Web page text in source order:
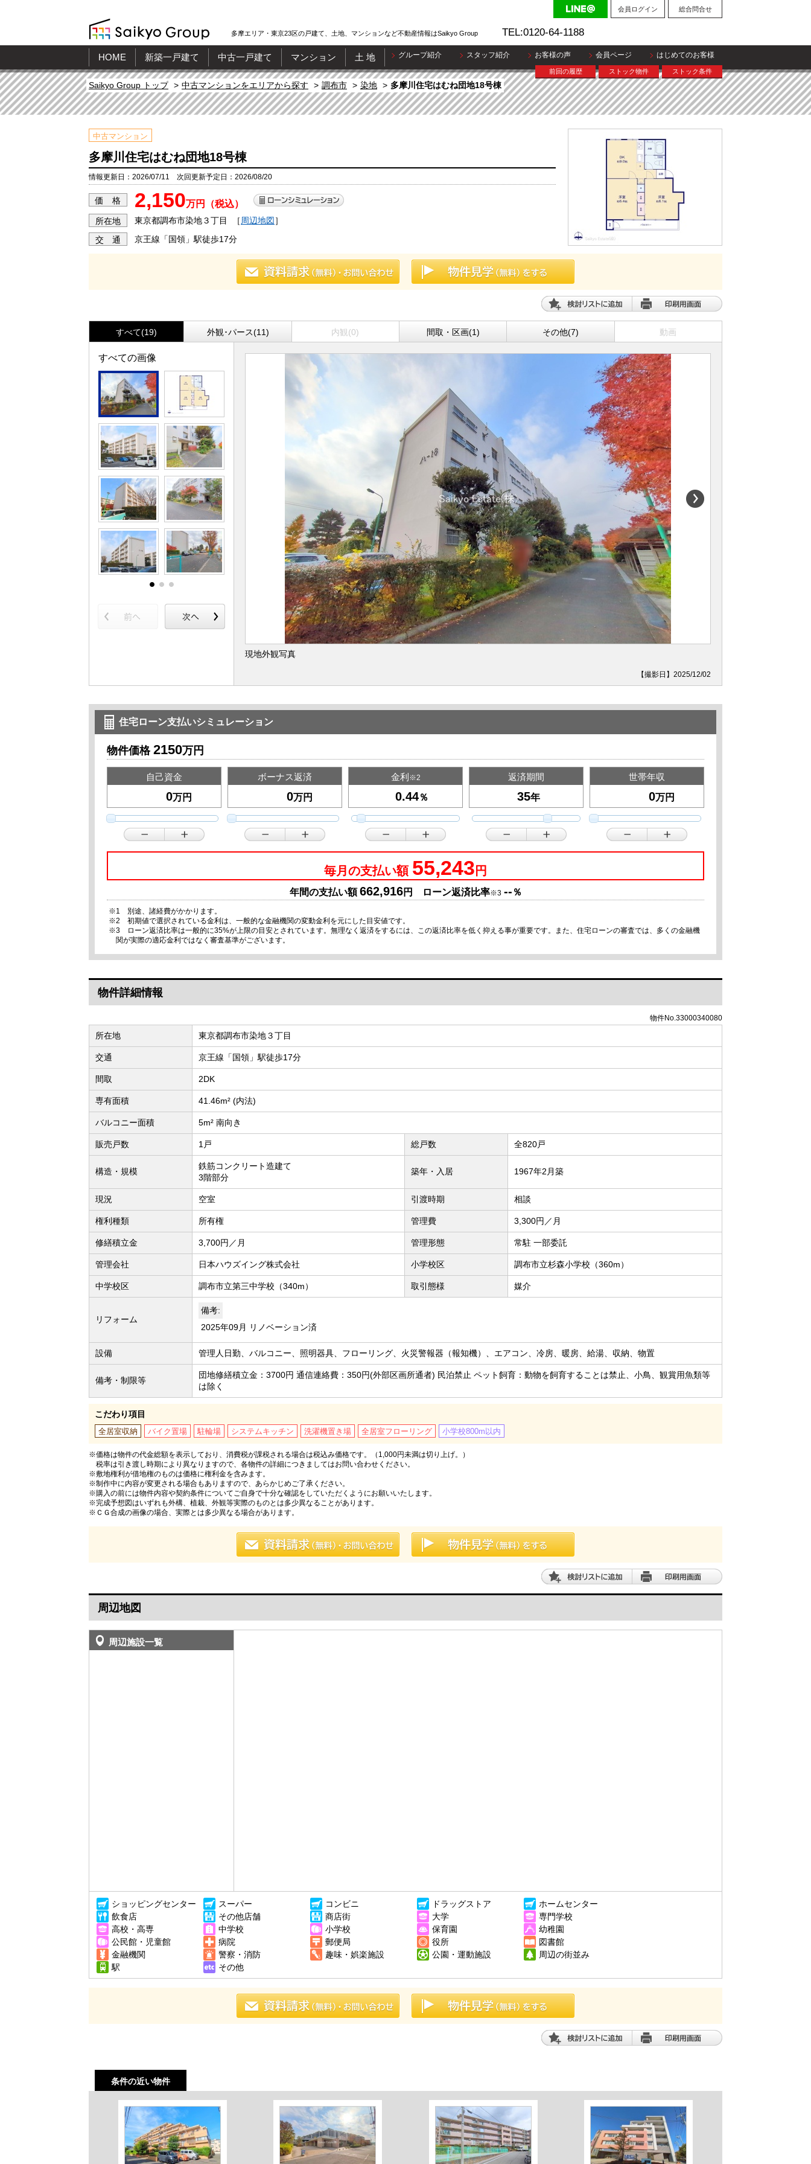
多摩エリア・東京23区の戸建て、土地、マンションなど不動産情報はSaikyo Group TEL:0120-64-1188
会員ログイン 総合問合せ
HOME 新築一戸建て 中古一戸建て マンション 土 地 グループ紹介 スタッフ紹介 お客様の声 会員ページ はじめてのお客様
前回の履歴 ストック物件 ストック条件
Saikyo Group トップ 中古マンションをエリアから探す 調布市 染地 多摩川住宅はむね団地18号棟
中古マンション
多摩川住宅はむね団地18号棟
情報更新日：2026/07/11 次回更新予定日：2026/08/20
価 格 2,150万円（税込）
所在地 東京都調布市染地３丁目 ［ 周辺地図］
交 通 京王線「国領」駅徒歩17分
すべて(19) 外観･パース(11) 内観(0) 間取・区画(1) その他(7) 動画
すべての画像
現地外観写真
【撮影日】2025/12/02
住宅ローン支払いシミュレーション
物件価格 2150万円
自己資金
万円
ボーナス返済
万円
金利 ※2
％
返済期間
年
世帯年収
万円
毎月の支払い額 55,243 円
年間の支払い額662,916円 ローン返済比率※3 -- ％
※1 別途、諸経費がかかります。
※2 初期値で選択されている金利は、一般的な金融機関の変動金利を元にした目安値です。
※3 ローン返済比率は一般的に35%が上限の目安とされています。無理なく返済をするには、この返済比率を低く抑える事が重要です。また、住宅ローンの審査では、多くの金融機
関が実際の適応金利ではなく審査基準がございます。
物件詳細情報
物件No.33000340080
所在地 東京都調布市染地３丁目
交通 京王線「国領」駅徒歩17分
間取 2DK
専有面積 41.46m² (内法)
バルコニー面積 5m² 南向き
販売戸数 1戸 総戸数 全820戸
構造・規模
鉄筋コンクリート造建て
3階部分
築年・入居 1967年2月築
現況 空室 引渡時期 相談
権利種類 所有権 管理費 3,300円／月
修繕積立金 3,700円／月 管理形態 常駐 一部委託
管理会社 日本ハウズイング株式会社 小学校区 調布市立杉森小学校（360m）
中学校区 調布市立第三中学校（340m） 取引態様 媒介
リフォーム
備考:
2025年09月 リノベーション済
設備 管理人日勤、バルコニー、照明器具、フローリング、火災警報器（報知機）、エアコン、冷房、暖房、給湯、収納、物置
備考・制限等
団地修繕積立金：3700円 通信連絡費：350円(外部区画所通者) 民泊禁止 ペット飼育：動物を飼育することは禁止、小鳥、観賞用魚類等
は除く
こだわり項目
全居室収納 バイク置場 駐輪場 システムキッチン 洗濯機置き場 全居室フローリング 小学校800m以内
※価格は物件の代金総額を表示しており、消費税が課税される場合は税込み価格です。（1,000円未満は切り上げ。）
税率は引き渡し時期により異なりますので、各物件の詳細につきましてはお問い合わせください。
※敷地権利が借地権のものは価格に権利金を含みます。
※制作中に内容が変更される場合もありますので、あらかじめご了承ください。
※購入の前には物件内容や契約条件についてご自身で十分な確認をしていただくようにお願いいたします。
※完成予想図はいずれも外構、植栽、外観等実際のものとは多少異なることがあります。
※ＣＧ合成の画像の場合、実際とは多少異なる場合があります。
周辺地図
周辺施設一覧
ショッピングセンター スーパー コンビニ ドラッグストア
ホームセンター
飲食店
その他店舗 商店街 大学
専門学校
高校・高専
中学校 小学校 保育園
幼稚園
公民館・児童館
病院 郵便局 役所
図書館
金融機関
警察・消防 趣味・娯楽施設 公園・運動施設
周辺の街並み
駅
その他
条件の近い物件